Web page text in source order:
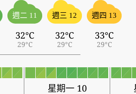
週二 11
32°C
29°C
週三 12
32°C
29°C
週四 13
33°C
29°C
星期一 10